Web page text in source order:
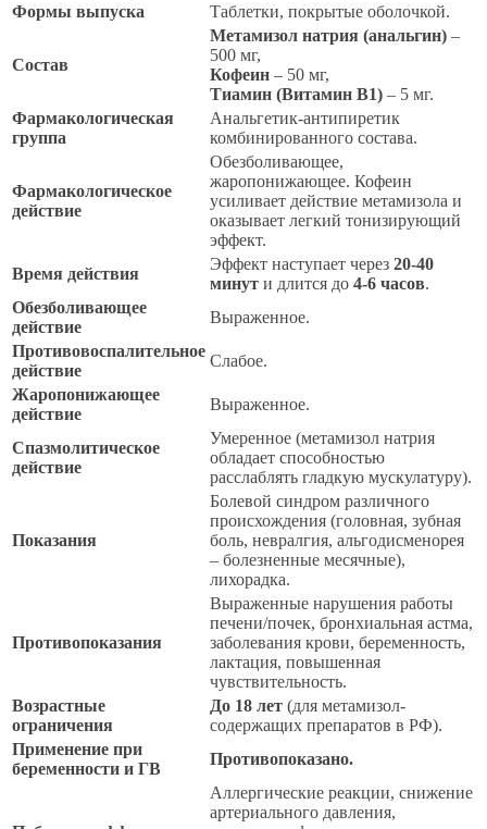
Формы выпуска
Таблетки, покрытые оболочкой.
Состав
Метамизол натрия (анальгин) –
500 мг,
Кофеин – 50 мг,
Тиамин (Витамин B1) – 5 мг.
Фармакологическая
группа
Анальгетик-антипиретик
комбинированного состава.
Фармакологическое
действие
Обезболивающее,
жаропонижающее. Кофеин
усиливает действие метамизола и
оказывает легкий тонизирующий
эффект.
Время действия
Эффект наступает через 20-40
минут и длится до 4-6 часов.
Обезболивающее
действие
Выраженное.
Противовоспалительное
действие
Слабое.
Жаропонижающее
действие
Выраженное.
Спазмолитическое
действие
Умеренное (метамизол натрия
обладает способностью
расслаблять гладкую мускулатуру).
Показания
Болевой синдром различного
происхождения (головная, зубная
боль, невралгия, альгодисменорея
– болезненные месячные),
лихорадка.
Противопоказания
Выраженные нарушения работы
печени/почек, бронхиальная астма,
заболевания крови, беременность,
лактация, повышенная
чувствительность.
Возрастные
ограничения
До 18 лет (для метамизол-
содержащих препаратов в РФ).
Применение при
беременности и ГВ
Противопоказано.
Аллергические реакции, снижение
артериального давления,